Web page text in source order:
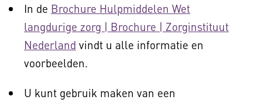
In de Brochure Hulpmiddelen Wet
langdurige zorg | Brochure | Zorginstituut
Nederland vindt u alle informatie en
voorbeelden.
U kunt gebruik maken van een